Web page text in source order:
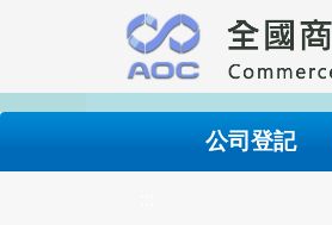
要
內
公司登記